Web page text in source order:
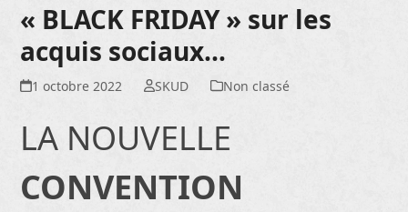
« BLACK FRIDAY » sur les
acquis sociaux…
1 octobre 2022 SKUD Non classé
LA NOUVELLE
CONVENTION